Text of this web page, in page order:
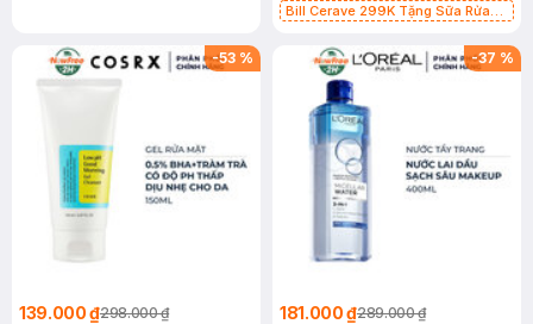
Bill Cerave 299K Tặng Sữa Rửa
-53 %
139.000 ₫298.000 ₫
-37 %
181.000 ₫289.000 ₫